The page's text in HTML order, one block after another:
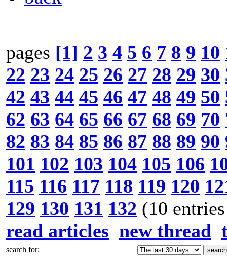
pages [1] 2 3 4 5 6 7 8 9 10
22 23 24 25 26 27 28 29 30
42 43 44 45 46 47 48 49 50
62 63 64 65 66 67 68 69 70
82 83 84 85 86 87 88 89 90
101 102 103 104 105 106
115 116 117 118 119 120
129 130 131 132 (10
read articles new thread
search for: